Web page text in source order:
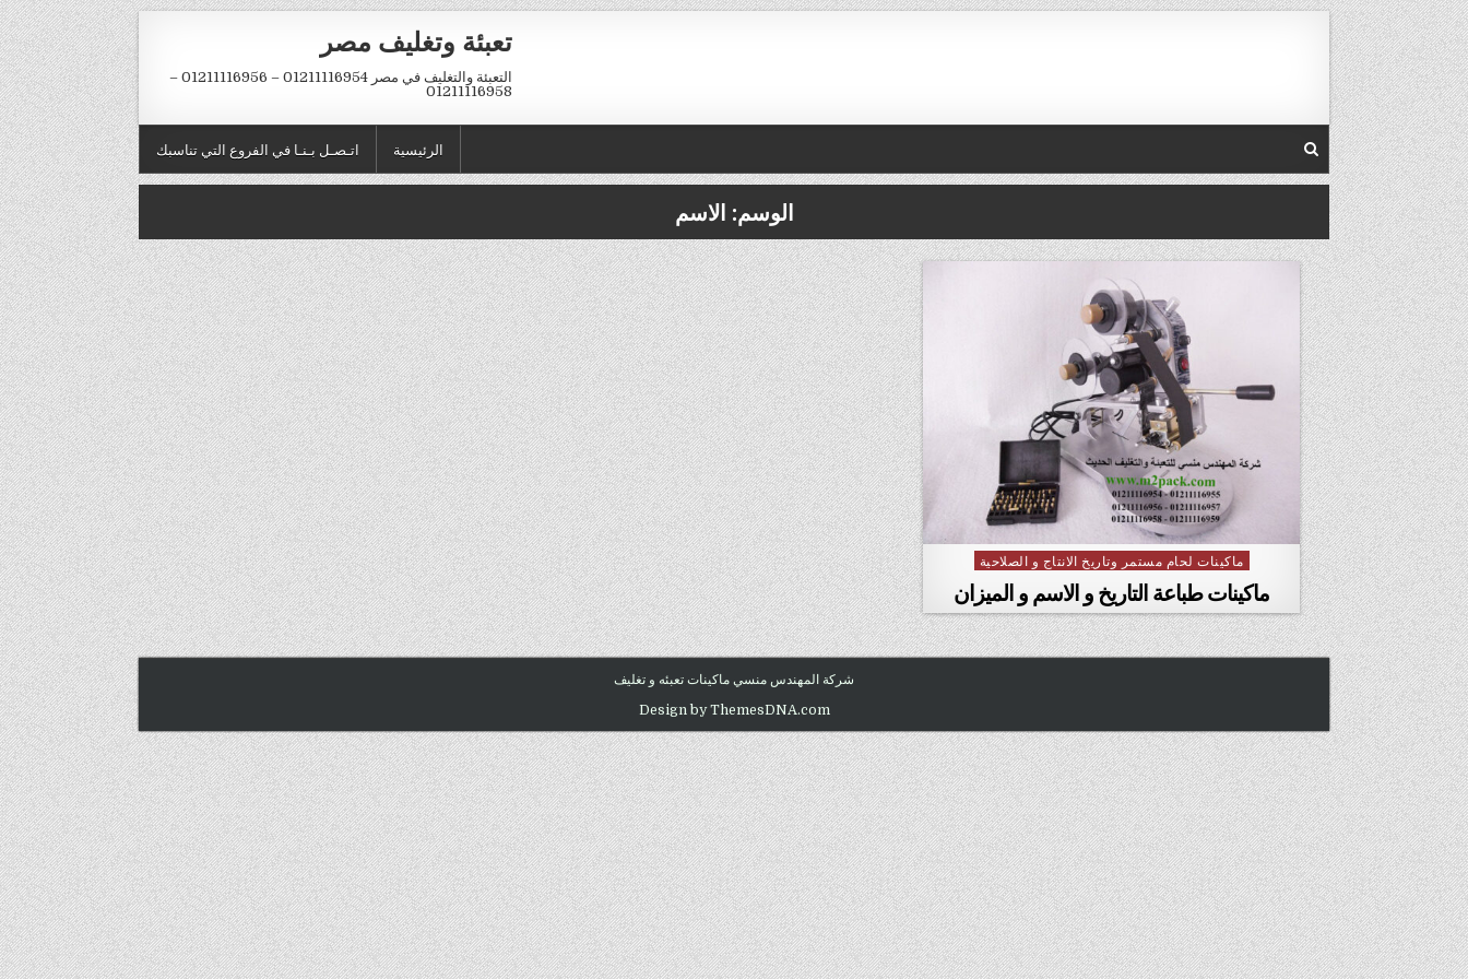
Skip
to
content
تعبئة وتغليف مصر
التعبئة والتغليف في مصر 01211116954 – 01211116956 –
01211116958
اتـصـل بـنـا في الفروع التي تناسبك الرئيسية
الوسم: الاسم
Posted
in
ماكينات لحام مستمر وتاريخ الانتاج و الصلاحية
ماكينات طباعة التاريخ و الاسم و الميزان
شركة المهندس منسي ماكينات تعبئه و تغليف
Design by ThemesDNA.com